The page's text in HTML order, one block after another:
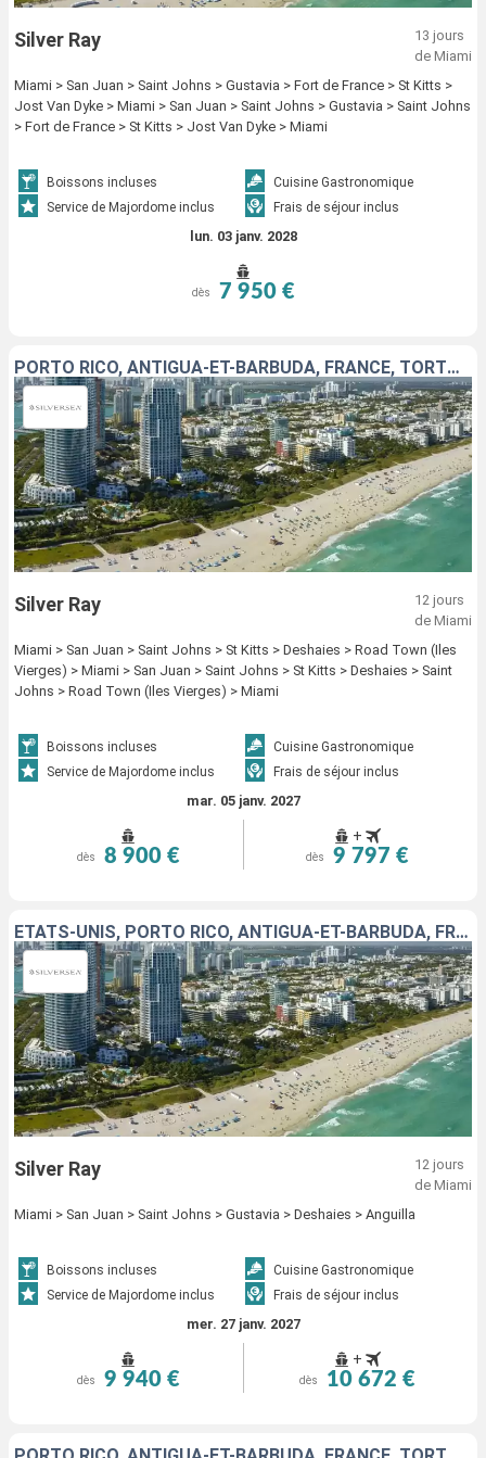
Silver Ray
13 jours
de Miami
Miami > San Juan > Saint Johns > Gustavia > Fort de France > St Kitts >
Jost Van Dyke > Miami > San Juan > Saint Johns > Gustavia > Saint Johns
> Fort de France > St Kitts > Jost Van Dyke > Miami
Boissons incluses
Cuisine Gastronomique
Service de Majordome inclus
Frais de séjour inclus
lun. 03 janv. 2028
dès 7 950 €
PORTO RICO, ANTIGUA-ET-BARBUDA, FRANCE, TORTOLA, ÉTATS-UNIS
Silver Ray
12 jours
de Miami
Miami > San Juan > Saint Johns > St Kitts > Deshaies > Road Town (Iles
Vierges) > Miami > San Juan > Saint Johns > St Kitts > Deshaies > Saint
Johns > Road Town (Iles Vierges) > Miami
Boissons incluses
Cuisine Gastronomique
Service de Majordome inclus
Frais de séjour inclus
mar. 05 janv. 2027
dès 8 900 €
+
dès 9 797 €
ÉTATS-UNIS, PORTO RICO, ANTIGUA-ET-BARBUDA, FRANCE, ANGUILLA
Silver Ray
12 jours
de Miami
Miami > San Juan > Saint Johns > Gustavia > Deshaies > Anguilla
Boissons incluses
Cuisine Gastronomique
Service de Majordome inclus
Frais de séjour inclus
mer. 27 janv. 2027
dès 9 940 €
+
dès 10 672 €